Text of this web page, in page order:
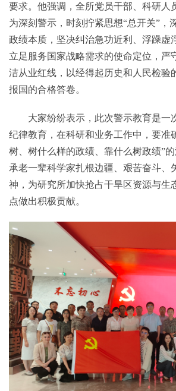
要求。他强调，全所党员干部、科研人
为深刻警示，时刻拧紧思想“总开关”，
政绩本质，坚决纠治急功近利、浮躁虚
立足服务国家战略需求的使命定位，严
洁从业红线，以经得起历史和人民检验
报国的合格答卷。
大家纷纷表示，此次警示教育是一
纪律教育，在科研和业务工作中，要准
树、树什么样的政绩、靠什么树政绩”
承老一辈科学家扎根边疆、艰苦奋斗、
神，为研究所加快抢占干旱区资源与生
点做出积极贡献。